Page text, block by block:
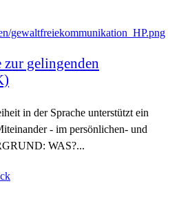
gelingenden
in der Sprache unterstützt ein
- im persönlichen- und
WAS?...